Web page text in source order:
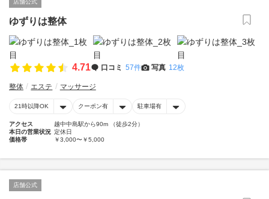
店舗公式
ゆずりは整体
4.71 口コミ 57件 写真 12枚
整体 エステ マッサージ
21時以降OK クーポン有 駐車場有
アクセス
越中中島駅から90m （徒歩2分）
本日の営業状況 定休日
価格帯
￥3,000〜￥5,000
店舗公式